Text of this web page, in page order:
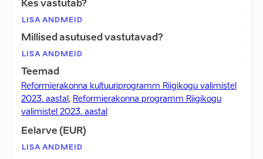
Kes vastutab?
LISA ANDMEID
Millised asutused vastutavad?
LISA ANDMEID
Teemad
Reformierakonna kultuuriprogramm Riigikogu valimistel
2023. aastal , Reformierakonna programm Riigikogu
valimistel 2023. aastal
Eelarve (EUR)
LISA ANDMEID